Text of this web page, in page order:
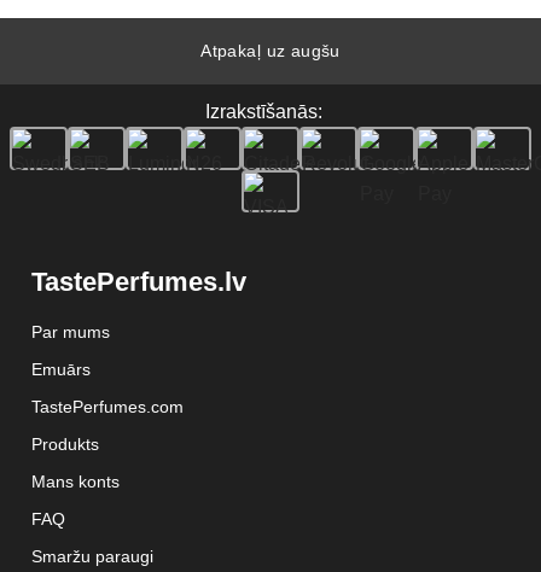
Atpakaļ uz augšu
Izrakstīšanās:
TastePerfumes.lv
Par mums
Emuārs
TastePerfumes.com
Produkts
Mans konts
FAQ
Smaržu paraugi